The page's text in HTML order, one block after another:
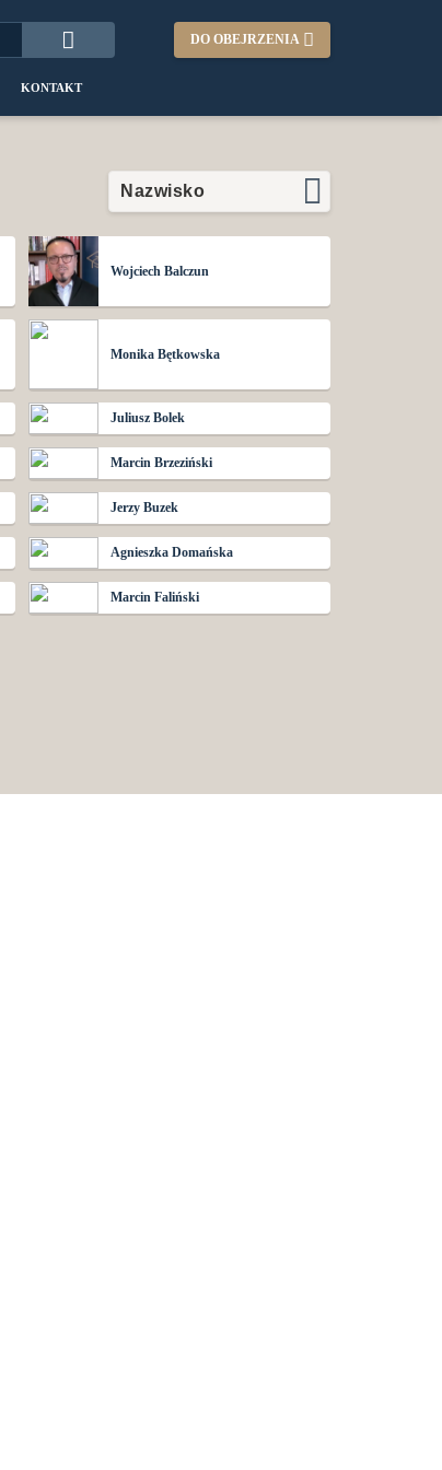
KONTAKT
DO OBEJRZENIA
Wojciech Balczun
Monika Bętkowska
Juliusz Bolek
Marcin Brzeziński
Jerzy Buzek
Agnieszka Domańska
Marcin Faliński